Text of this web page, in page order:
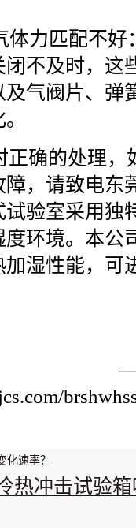
匹配不好
不及时，这
气阀片、弹
正确的处理，
，请致电东
验室采用独
环境。本公
湿性能，可
化速率？
热冲击试验